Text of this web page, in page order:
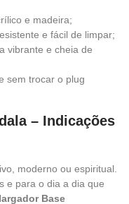
e madeira;
e fácil de limpar;
vibrante e cheia de
sem trocar o plug
– Indicações
moderno ou espiritual.
e para o dia a dia que
Base